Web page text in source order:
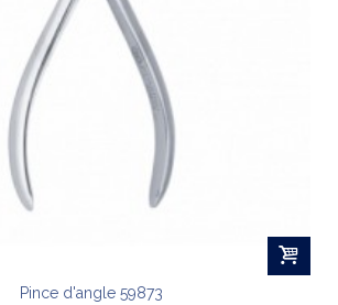
Pince d'angle 59873